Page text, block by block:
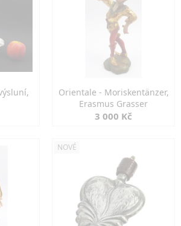
Orientale - Moriskentänzer,
Erasmus Grasser
3 000 Kč
NOVÉ